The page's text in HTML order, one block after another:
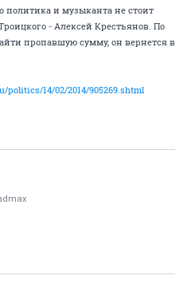
политика и музыканта не стоит
- Алексей Крестьянов. По
пропавшую сумму, он вернется в
politics/14/02/2014/905269.shtml